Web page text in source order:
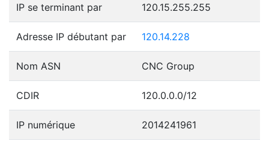
IP se terminant par 120.15.255.255
Adresse IP débutant par 120.14.228
Nom ASN CNC Group
CDIR 120.0.0.0/12
IP numérique 2014241961